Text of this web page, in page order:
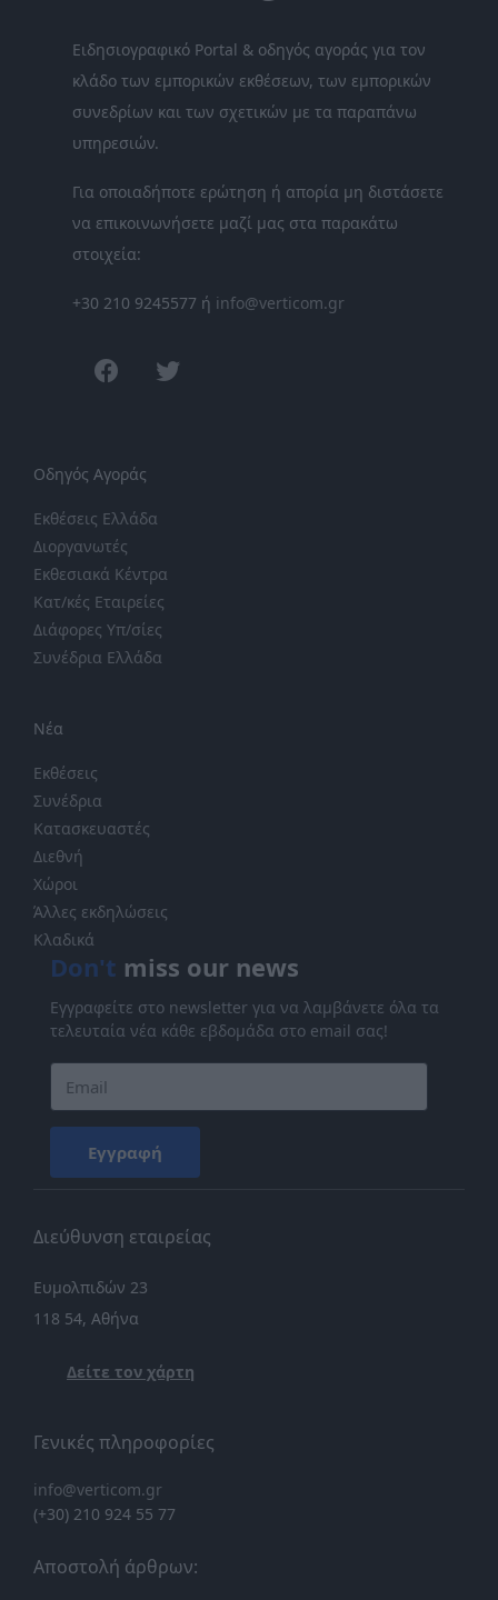
Ειδησιογραφικό Portal & οδηγός αγοράς για τον
κλάδο των εμπορικών εκθέσεων, των εμπορικών
συνεδρίων και των σχετικών με τα παραπάνω
υπηρεσιών.
Για οποιαδήποτε ερώτηση ή απορία μη διστάσετε
να επικοινωνήσετε μαζί μας στα παρακάτω
στοιχεία:
+30 210 9245577 ή info@verticom.gr
facebook
Οδηγός Αγοράς
Εκθέσεις Ελλάδα
Διοργανωτές
Εκθεσιακά Κέντρα
Κατ/κές Εταιρείες
Διάφορες Υπ/σίες
Συνέδρια Ελλάδα
Νέα
Εκθέσεις
Συνέδρια
Κατασκευαστές
Διεθνή
Χώροι
Άλλες εκδηλώσεις
Κλαδικά
Don't miss our news
Εγγραφείτε στο newsletter για να λαμβάνετε όλα τα
τελευταία νέα κάθε εβδομάδα στο email σας!
Εγγραφή
Διεύθυνση εταιρείας
Ευμολπιδών 23
118 54, Αθήνα
Δείτε τον χάρτη
Γενικές πληροφορίες
info@verticom.gr
(+30) 210 924 55 77
Αποστολή άρθρων: